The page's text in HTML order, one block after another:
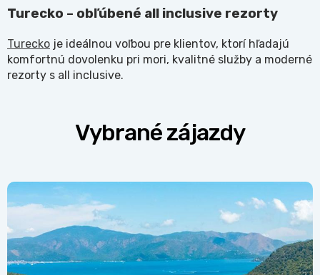
Turecko – obľúbené all inclusive rezorty
Turecko je ideálnou voľbou pre klientov, ktorí hľadajú
komfortnú dovolenku pri mori, kvalitné služby a moderné
rezorty s all inclusive.
Vybrané zájazdy